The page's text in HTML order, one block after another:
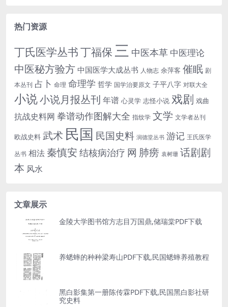
热门资源
丁氏医学丛书丁福保 三 中医本草 中医理论
中医秘方验方 中国医学大成丛书 人物志 余萍客 催眠 剧
本丛刊 占卜 命理 命理学 哲学 国学治要原文 子平八字 对联大全
小说小说月报丛刊 年谱 心灵学 志怪小说 戏剧 戏曲
抗战史料网 拳谱动作图解大全 指纹学 文学 文学者丛刊
欧战史料 武术 民国 民国史料 润德堂丛书 游记 王氏医学
丛书 相法 秦慎安 结核病治疗 网 肺痨 袁树珊 话剧剧
本 风水
文章展示
金陵大学图书馆方志目万国鼎,储瑞棠PDF下载
养蟋蟀的种种梁寿山PDF下载,民国蟋蟀养殖教程
黑白影集第一册陈传霖PDF下载,民国黑白影社研
究史料